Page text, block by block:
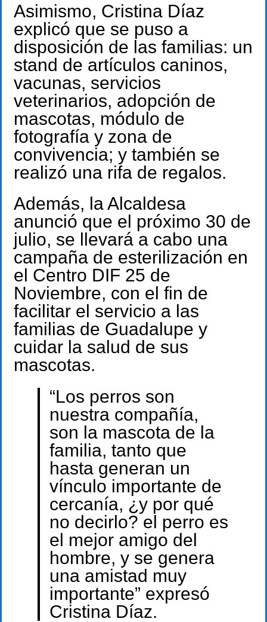
Asimismo, Cristina Díaz
explicó que se puso a
disposición de las familias: un
stand de artículos caninos,
vacunas, servicios
veterinarios, adopción de
mascotas, módulo de
fotografía y zona de
convivencia; y también se
realizó una rifa de regalos.
Además, la Alcaldesa
anunció que el próximo 30 de
julio, se llevará a cabo una
campaña de esterilización en
el Centro DIF 25 de
Noviembre, con el fin de
facilitar el servicio a las
familias de Guadalupe y
cuidar la salud de sus
mascotas.
“Los perros son
nuestra compañía,
son la mascota de la
familia, tanto que
hasta generan un
vínculo importante de
cercanía, ¿y por qué
no decirlo? el perro es
el mejor amigo del
hombre, y se genera
una amistad muy
importante” expresó
Cristina Díaz.